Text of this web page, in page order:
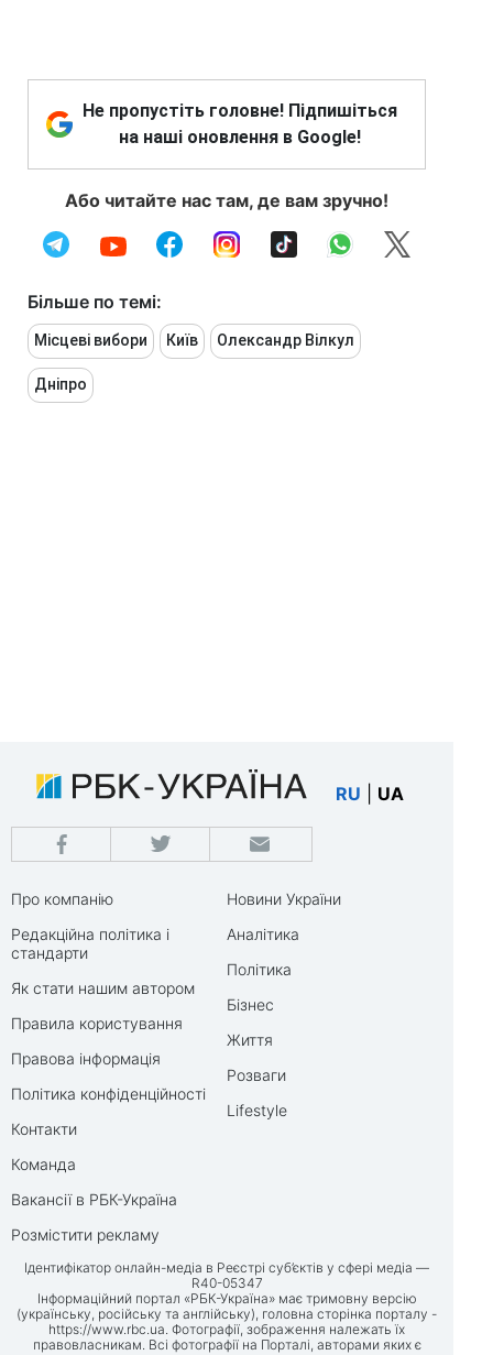
Не пропустіть головне! Підпишіться
на наші оновлення в Google!
Або читайте нас там, де вам зручно!
Більше по темі:
Місцеві вибори Київ Олександр Вілкул
Дніпро
RU UA
Про компанію
Редакційна політика і
стандарти
Як стати нашим автором
Правила користування
Правова інформація
Політика конфіденційності
Контакти
Команда
Вакансії в РБК-Україна
Розмістити рекламу
Новини України
Аналітика
Політика
Бізнес
Життя
Розваги
Lifestyle
Ідентифікатор онлайн-медіа в Реєстрі суб’єктів у сфері медіа —
R40-05347
Інформаційний портал «РБК-Україна» має тримовну версію
(українську, російську та англійську), головна сторінка порталу -
https://www.rbc.ua. Фотографії, зображення належать їх
правовласникам. Всі фотографії на Порталі, авторами яких є